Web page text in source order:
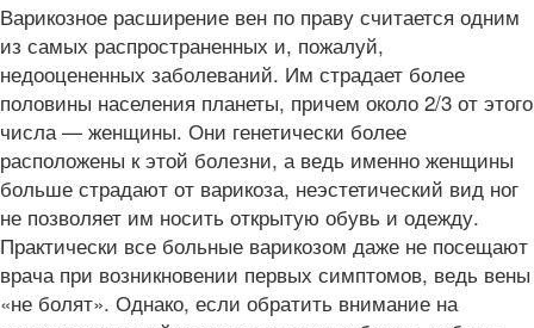
Варикозное расширение вен по праву считается одним
из самых распространенных и, пожалуй,
недооцененных заболеваний. Им страдает более
половины населения планеты, причем около 2/3 от этого
числа — женщины. Они генетически более
расположены к этой болезни, а ведь именно женщины
больше страдают от варикоза, неэстетический вид ног
не позволяет им носить открытую обувь и одежду.
Практически все больные варикозом даже не посещают
врача при возникновении первых симптомов, ведь вены
«не болят». Однако, если обратить внимание на